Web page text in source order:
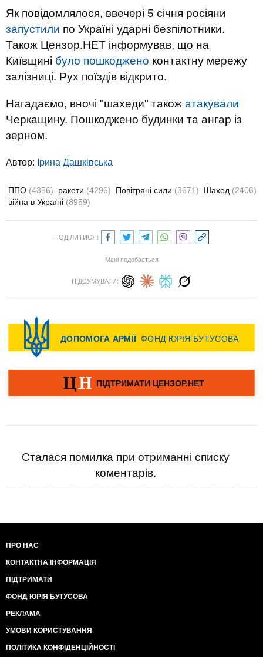
Як повідомлялося, ввечері 5 січня росіяни
запустили по Україні ударні безпілотники.
Також Цензор.НЕТ інформував, що на
Київщині було пошкоджено контактну мережу
залізниці. Рух поїздів відкрито.
Нагадаємо, вночі "шахеди" також атакували
Черкащину. Пошкоджено будинки та ангар із
зерном.
Автор: Ірина Дашківська
ППО (4356) ракети (4296) Повітряні сили (3671) Шахед (2406)
війна в Україні (8959)
ПОДІЛИТИСЯ:
Мені подобається
ПІДСУМУВАТИ:
Сталася помилка при отриманні списку
коментарів.
ПРО НАС
КОНТАКТНА ІНФОРМАЦІЯ
ПІДТРИМАТИ
ФОНД ЮРІЯ БУТУСОВА
РЕКЛАМА
УМОВИ КОРИСТУВАННЯ
ПОЛІТИКА КОНФІДЕНЦІЙНОСТІ